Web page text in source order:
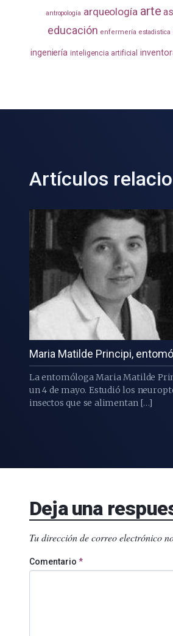
antropología arqueología arte
educación enfermería estadistica
ingeniería inteligencia artificial
Artículos
Maria Matilde Principi,
La entomóloga Maria Matilde
un 4 de mayo. Estudió los
insectos que se alimentan […]
Deja una
Tu dirección de correo electrónico
Comentario *